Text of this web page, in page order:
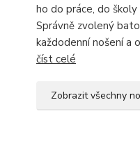
ho do práce, do školy
Správně zvolený
každodenní nošení a
číst celé
Zobrazit všechny